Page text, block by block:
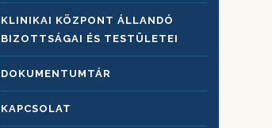
KLINIKAI KÖZPONT ÁLLANDÓ
BIZOTTSÁGAI ÉS TESTÜLETEI
DOKUMENTUMTÁR
KAPCSOLAT